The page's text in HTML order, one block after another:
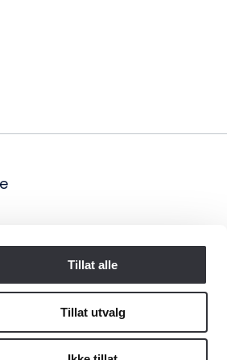
Tillat alle
Tillat utvalg